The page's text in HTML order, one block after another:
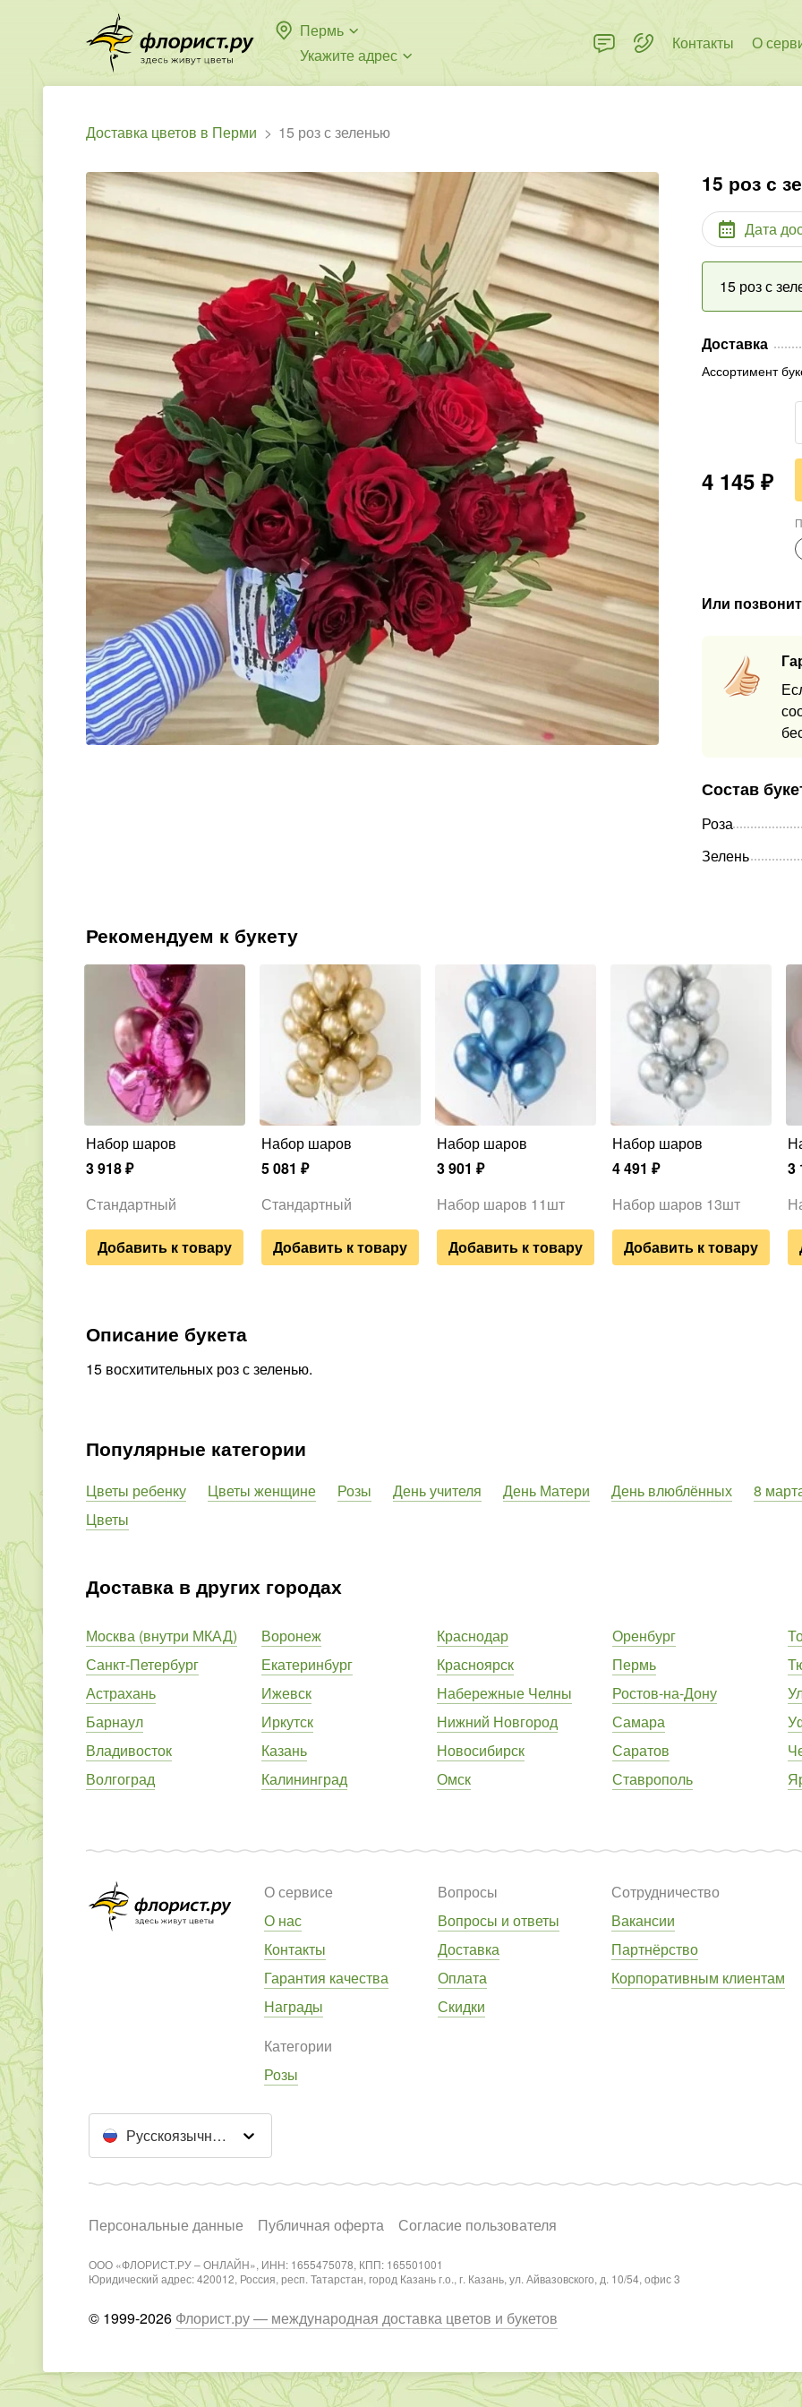
Пермь
Укажите адрес
Контакты О
Доставка цветов в Перми 15 роз с зеленью
15 роз с
Дата
15 роз с
Доставка
Ассортимент
4 145 ₽
Или
Состав
Роза
Зелень
Рекомендуем к букету
Набор шаров
3 918₽
Стандартный
Добавить к товару
Набор шаров
5 081 ₽
Стандартный
Добавить к товару
Набор шаров
3 901 ₽
Набор шаров 11шт
Добавить к товару
Набор шаров
4 491 ₽
Набор шаров 13шт
Добавить к товару
3
Описание букета
15 восхитительных роз с зеленью.
Популярные категории
Цветы ребенку Цветы женщине Розы День учителя День Матери День влюблённых 8
Цветы
Доставка в других городах
Москва (внутри МКАД)
Санкт-Петербург
Астрахань
Барнаул
Владивосток
Волгоград
Воронеж
Екатеринбург
Ижевск
Иркутск
Казань
Калининград
Краснодар
Красноярск
Набережные Челны
Нижний Новгород
Новосибирск
Омск
Оренбург
Пермь
Ростов-на-Дону
Самара
Саратов
Ставрополь
О сервисе
О нас
Контакты
Гарантия качества
Награды
Вопросы
Вопросы и ответы
Доставка
Оплата
Скидки
Сотрудничество
Вакансии
Партнёрство
Корпоративным клиентам
Категории
Розы
Русскоязычный сайт
Персональные данные Публичная оферта Согласие пользователя
ООО «ФЛОРИСТ.РУ – ОНЛАЙН», ИНН: 1655475078, КПП: 165501001
Юридический адрес: 420012, Россия, респ. Татарстан, город Казань г.о., г. Казань, ул. Айвазовского, д. 10/54, офис 3
© 1999-2026 Флорист.ру — международная доставка цветов и букетов